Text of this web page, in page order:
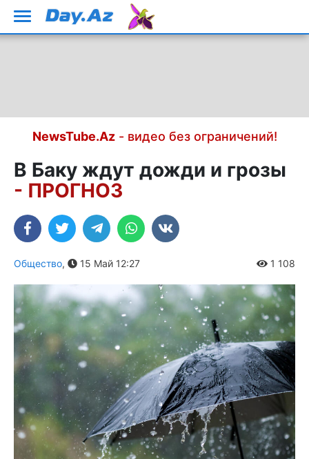
NewsTube.Az- видео без ограничений!
В Баку ждут дожди и грозы
- ПРОГНОЗ
Общество, 15 Май 12:27 1 108